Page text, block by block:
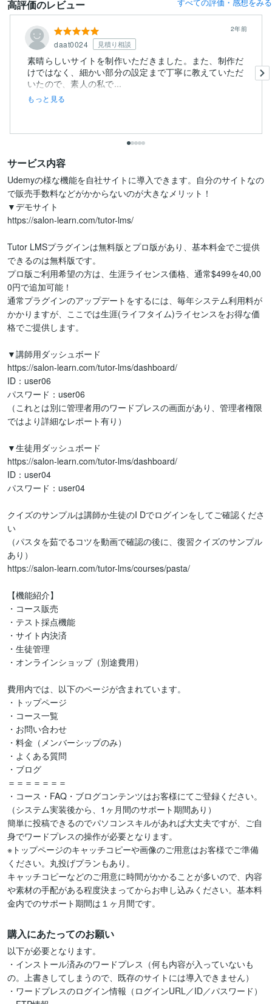
高評価のレビュー
daat0024 見積り相談
2年前
素晴らしいサイトを制作いただきました。また、制作だ
けではなく、細かい部分の設定まで丁寧に教えていただ
いたので、素人の私で...
もっと見る
サービス内容
Udemyの様な機能を自社サイトに導入できます。自分のサイトなの
で販売手数料などがかからないのが大きなメリット！
▼デモサイト
https://salon-learn.com/tutor-lms/
Tutor LMSプラグインは無料版とプロ版があり、基本料金でご提供
できるのは無料版です。
プロ版ご利用希望の方は、生涯ライセンス価格、通常$499を40,00
0円で追加可能！
通常プラグインのアップデートをするには、毎年システム利用料が
かかりますが、ここでは生涯(ライフタイム)ライセンスをお得な価
格でご提供します。
▼講師用ダッシュボード
https://salon-learn.com/tutor-lms/dashboard/
ID：user06
パスワード：user06
（これとは別に管理者用のワードプレスの画面があり、管理者権限
ではより詳細なレポート有り）
▼生徒用ダッシュボード
https://salon-learn.com/tutor-lms/dashboard/
ID：user04
パスワード：user04
クイズのサンプルは講師か生徒のI Dでログインをしてご確認くださ
い
（パスタを茹でるコツを動画で確認の後に、復習クイズのサンプル
あり）
https://salon-learn.com/tutor-lms/courses/pasta/
【機能紹介】
・コース販売
・テスト採点機能
・サイト内決済
・生徒管理
・オンラインショップ（別途費用）
費用内では、以下のページが含まれています。
・トップページ
・コース一覧
・お問い合わせ
・料金（メンバーシップのみ）
・よくある質問
・ブログ
＝＝＝＝＝＝＝
・コース・FAQ・ブログコンテンツはお客様にてご登録ください。
（システム実装後から、1ヶ月間のサポート期間あり）
簡単に投稿できるのでパソコンスキルがあれば大丈夫ですが、ご自
身でワードプレスの操作が必要となります。
※トップページのキャッチコピーや画像のご用意はお客様でご準備
ください。丸投げプランもあり。
キャッチコピーなどのご用意に時間がかかることが多いので、内容
や素材の手配がある程度決まってからお申し込みください。基本料
金内でのサポート期間は１ヶ月間です。
購入にあたってのお願い
以下が必要となります。
・インストール済みのワードプレス（何も内容が入っていないも
の。上書きしてしまうので、既存のサイトには導入できません）
・ワードプレスのログイン情報（ログインURL／ID／パスワード）